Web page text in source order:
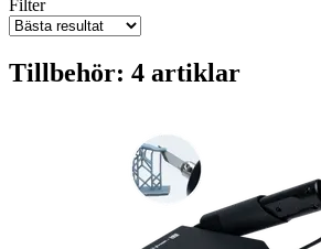
Filter
Tillbehör: 4 artiklar